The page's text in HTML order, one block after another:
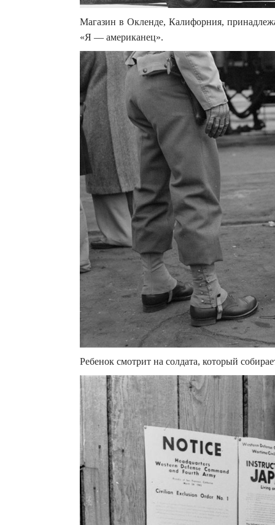
Магазин в Окленде, Калифорния,
«Я — американец».
Ребенок смотрит на солдата, который